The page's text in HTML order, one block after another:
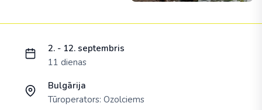
2. - 12. septembris
11 dienas
Bulgārija
Tūroperators: Ozolciems